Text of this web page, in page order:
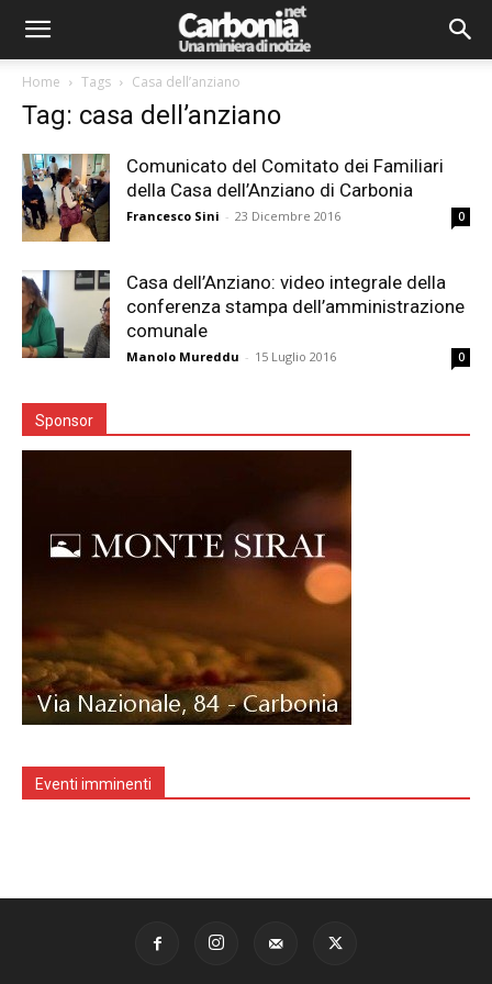
Home Tags Casa dell’anziano
Tag: casa dell’anziano
Comunicato del Comitato dei Familiari
della Casa dell’Anziano di Carbonia
Francesco Sini - 23 Dicembre 2016 0
Casa dell’Anziano: video integrale della
conferenza stampa dell’amministrazione
comunale
Manolo Mureddu - 15 Luglio 2016 0
Sponsor
Eventi imminenti